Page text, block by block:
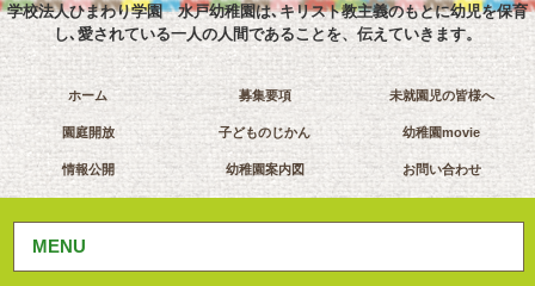
学校法人ひまわり学園 水戸幼稚園は､キリスト教主義のもとに幼児を保育
し､愛されている一人の人間であることを、伝えていきます。
ホーム 募集要項 未就園児の皆様へ
園庭開放 子どものじかん 幼稚園movie
情報公開 幼稚園案内図 お問い合わせ
MENU